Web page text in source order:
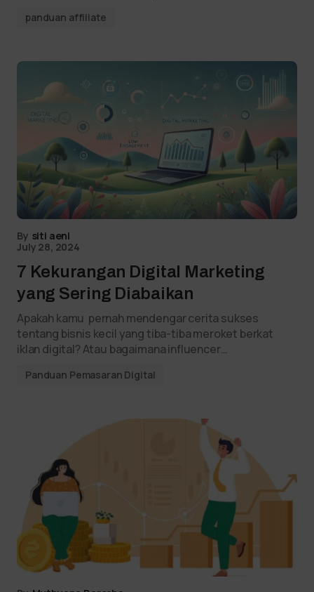
panduan affiliate
By siti aeni
July 28, 2024
7 Kekurangan Digital Marketing
yang Sering Diabaikan
Apakah kamu pernah mendengar cerita sukses
tentang bisnis kecil yang tiba-tiba meroket berkat
iklan digital? Atau bagaimana influencer…
Panduan Pemasaran Digital